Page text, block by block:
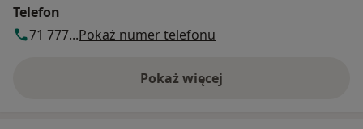
Telefon
71 777...Pokaż numer telefonu
Pokaż więcej
o adresie